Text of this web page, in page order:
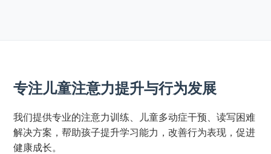
专注儿童注意力提升与行为发展
我们提供专业的注意力训练、儿童多动症干预、读写困难
解决方案，帮助孩子提升学习能力，改善行为表现，促进
健康成长。